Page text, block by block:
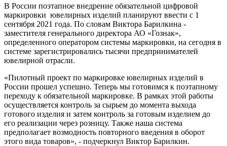
В России поэтапное внедрение обязательной цифровой
маркировки ювелирных изделий планируют ввести с 1
сентября 2021 года. По словам Виктора Барилкина -
заместителя генерального директора АО «Гознак»,
определенного оператором системы маркировки, на сегодня в
системе зарегистрировались тысячи предпринимателей
ювелирной отрасли.
«Пилотный проект по маркировке ювелирных изделий в
России прошел успешно. Теперь мы готовимся к поэтапному
переходу к обязательной маркировке. В рамках этой работы
осуществляется контроль за сырьем до момента выхода
готового изделия и затем контроль за готовым изделием до
его реализации через розницу. Также наша система
предполагает возмодность повторного введения в оборот
этого вида товаров», - подчеркнул Виктор Барилкин.